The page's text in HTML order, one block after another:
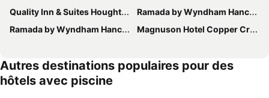
Quality Inn & Suites Houghton Downtown
Ramada by Wyndham Hancock Waterfront
Ramada by Wyndham Hancock Waterfront
Magnuson Hotel Copper Crown
Autres destinations populaires pour des
hôtels avec piscine